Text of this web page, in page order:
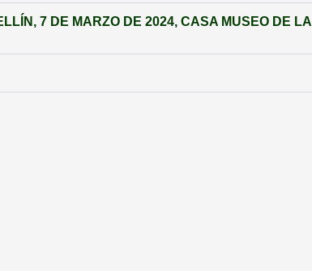
7 DE MARZO DE 2024, CASA MUSEO DE LA